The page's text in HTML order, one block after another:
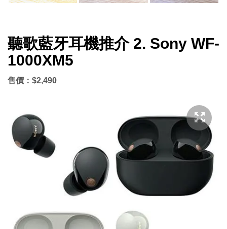
聽歌藍牙耳機推介 2. Sony WF-
1000XM5
售價：$2,490